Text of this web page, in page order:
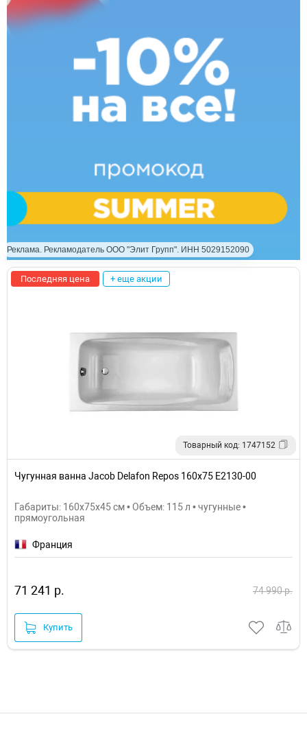
Реклама. Рекламодатель ООО "Элит Групп". ИНН 5029152090
Последняя цена + еще акции
Товарный код: 1747152
Чугунная ванна Jacob Delafon Repos 160x75 E2130-00
Габариты: 160x75x45 см • Объем: 115 л • чугунные •
прямоугольная
Франция
71 241 р. 74 990 р.
Купить